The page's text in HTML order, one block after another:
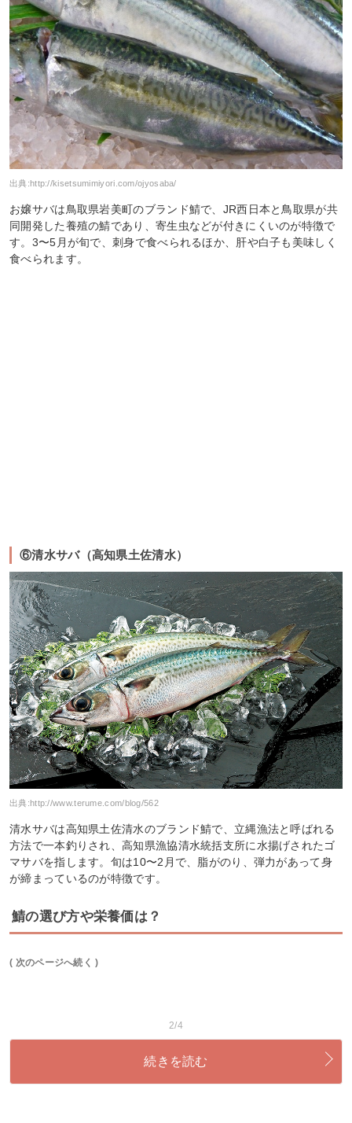
出典:http://kisetsumimiyori.com/ojyosaba/
お嬢サバは鳥取県岩美町のブランド鯖で、JR西日本と鳥取県が共
同開発した養殖の鯖であり、寄生虫などが付きにくいのが特徴で
す。3〜5月が旬で、刺身で食べられるほか、肝や白子も美味しく
食べられます。
⑥清水サバ（高知県土佐清水）
出典:http://www.terume.com/blog/562
清水サバは高知県土佐清水のブランド鯖で、立縄漁法と呼ばれる
方法で一本釣りされ、高知県漁協清水統括支所に水揚げされたゴ
マサバを指します。旬は10〜2月で、脂がのり、弾力があって身
が締まっているのが特徴です。
鯖の選び方や栄養価は？
( 次のページへ続く )
2/4
続きを読む